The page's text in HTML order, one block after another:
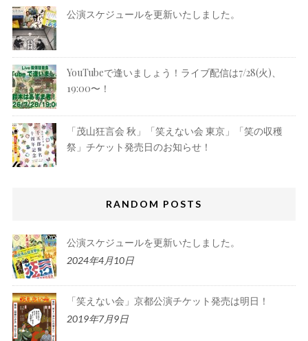
公演スケジュールを更新いたしました。
YouTubeで逢いましょう！ライブ配信は7/28(火)、
19:00〜！
「茂山狂言会 秋」「笑えない会 東京」「笑の収穫
祭」チケット発売日のお知らせ！
RANDOM POSTS
公演スケジュールを更新いたしました。
2024年4月10日
「笑えない会」京都公演チケット発売は明日！
2019年7月9日